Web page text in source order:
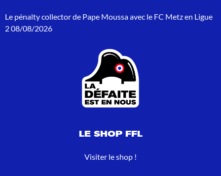
:
Le pénalty collector de Pape Moussa avec le FC Metz en Ligue
208/08/2026
LE SHOP FFL
Visiter le shop !